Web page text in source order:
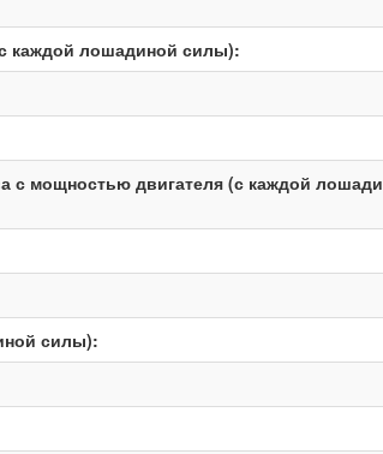
каждой лошадиной силы):
с мощностью двигателя (с каждой
силы):